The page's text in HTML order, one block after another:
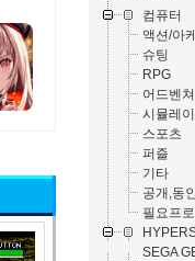
컴퓨터
액션/아
슈팅
RPG
어드벤쳐
시뮬레
스포츠
퍼즐
기타
공개,동
필요프
SEGA